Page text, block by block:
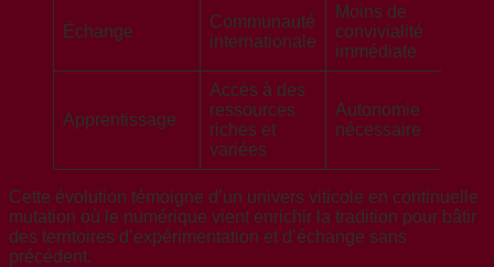
Échange
Communauté
internationale
Moins de
convivialité
immédiate
Apprentissage
Accès à des
ressources
riches et
variées
Autonomie
nécessaire
Cette évolution témoigne d’un univers viticole en continuelle
mutation où le numérique vient enrichir la tradition pour bâtir
des territoires d’expérimentation et d’échange sans
précédent.